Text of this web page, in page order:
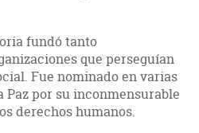
fundó tanto
que perseguían
Fue nominado en varias
Paz por su inconmensurable
derechos humanos.